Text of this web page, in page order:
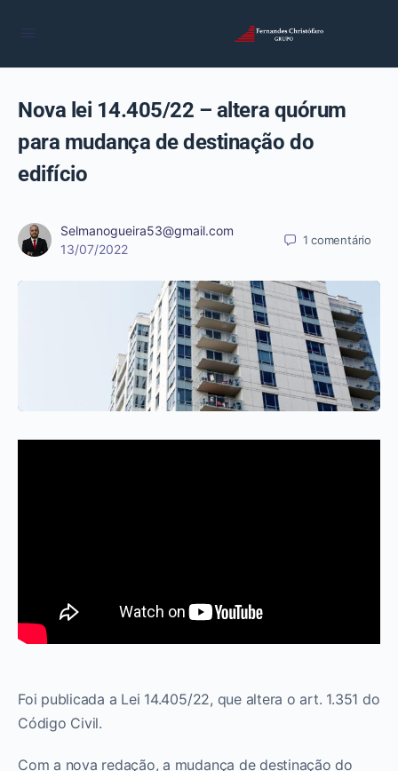
Nova lei 14.405/22 – altera quórum
para mudança de destinação do
edifício
Selmanogueira53@gmail.com
13/07/2022
1comentário
Foi publicada a Lei 14.405/22, que altera o art. 1.351 do
Código Civil.
Com a nova redação, a mudança de destinação do